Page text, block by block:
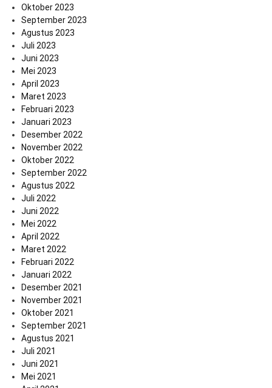
Oktober 2023
September 2023
Agustus 2023
Juli 2023
Juni 2023
Mei 2023
April 2023
Maret 2023
Februari 2023
Januari 2023
Desember 2022
November 2022
Oktober 2022
September 2022
Agustus 2022
Juli 2022
Juni 2022
Mei 2022
April 2022
Maret 2022
Februari 2022
Januari 2022
Desember 2021
November 2021
Oktober 2021
September 2021
Agustus 2021
Juli 2021
Juni 2021
Mei 2021